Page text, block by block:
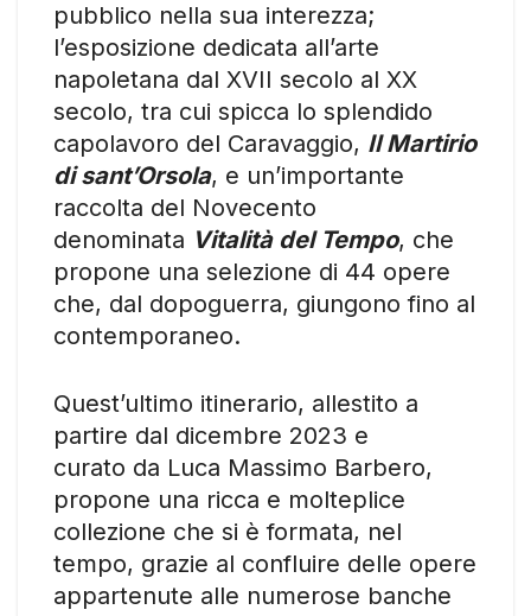
pubblico nella sua interezza;
l’esposizione dedicata all’arte
napoletana dal XVII secolo al XX
secolo, tra cui spicca lo splendido
capolavoro del Caravaggio, Il Martirio
di sant’Orsola, e un’importante
raccolta del Novecento
denominata Vitalità del Tempo, che
propone una selezione di 44 opere
che, dal dopoguerra, giungono fino al
contemporaneo.
Quest’ultimo itinerario, allestito a
partire dal dicembre 2023 e
curato da Luca Massimo Barbero,
propone una ricca e molteplice
collezione che si è formata, nel
tempo, grazie al confluire delle opere
appartenute alle numerose banche